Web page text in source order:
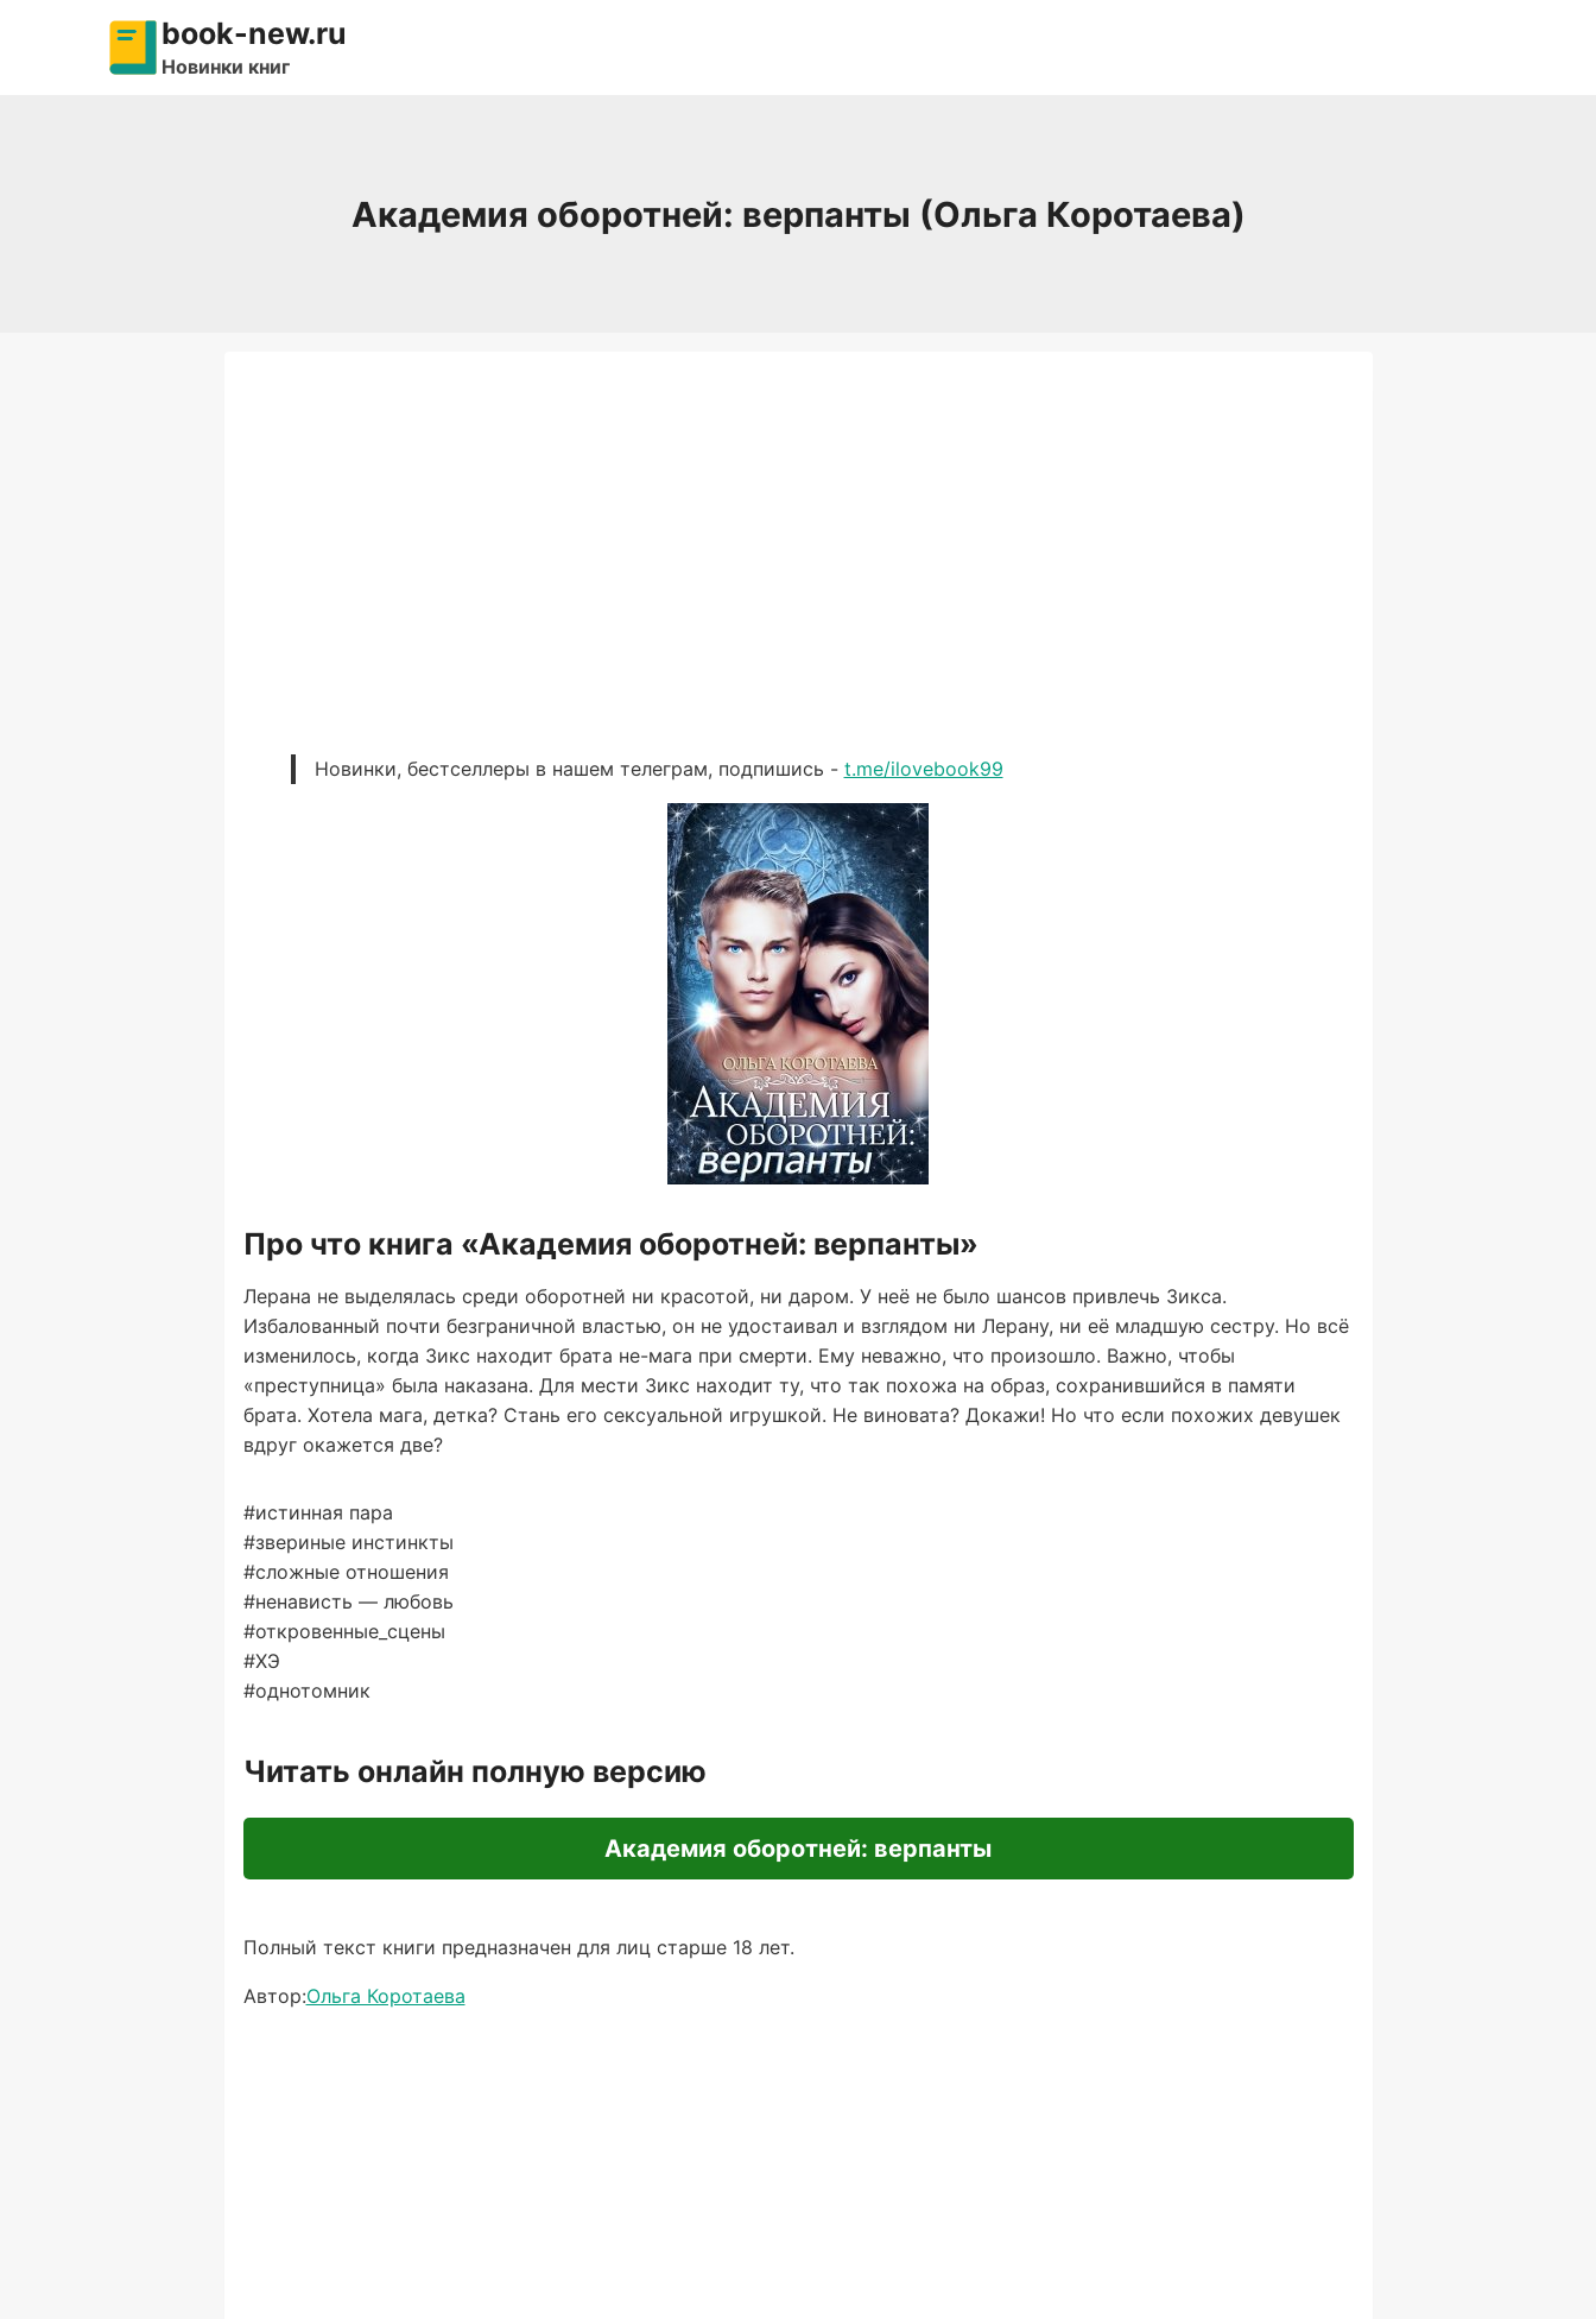
содержимому
book-new.ru
Новинки книг
Академия оборотней: верпанты (Ольга Коротаева)
Новинки, бестселлеры в нашем телеграм, подпишись - t.me/ilovebook99
Про что книга «Академия оборотней: верпанты»
Лерана не выделялась среди оборотней ни красотой, ни даром. У неё не было шансов привлечь Зикса.
Избалованный почти безграничной властью, он не удостаивал и взглядом ни Лерану, ни её младшую сестру. Но всё
изменилось, когда Зикс находит брата не-мага при смерти. Ему неважно, что произошло. Важно, чтобы
«преступница» была наказана. Для мести Зикс находит ту, что так похожа на образ, сохранившийся в памяти
брата. Хотела мага, детка? Стань его сексуальной игрушкой. Не виновата? Докажи! Но что если похожих девушек
вдруг окажется две?
#истинная пара
#звериные инстинкты
#сложные отношения
#ненависть — любовь
#откровенные_сцены
#ХЭ
#однотомник
Читать онлайн полную версию
Академия оборотней: верпанты
Полный текст книги предназначен для лиц старше 18 лет.
Автор:Ольга Коротаева